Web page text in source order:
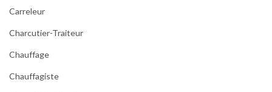
Carreleur
Charcutier-Traiteur
Chauffage
Chauffagiste